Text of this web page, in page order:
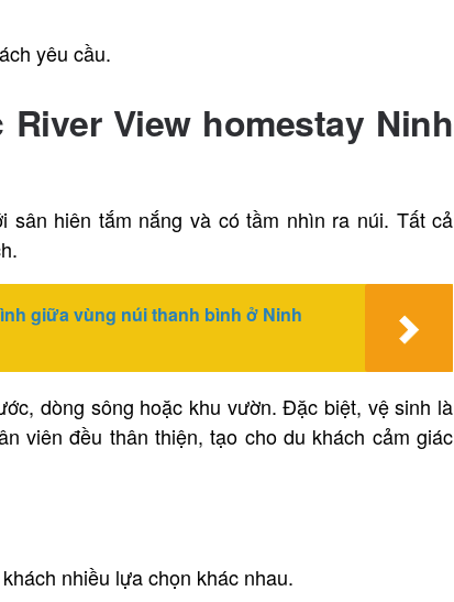
yêu cầu.
River View homestay Ninh
sân hiên tắm nắng và có tầm nhìn ra núi. Tất cả
giữa vùng núi thanh bình ở Ninh
dòng sông hoặc khu vườn. Đặc biệt, vệ sinh là
viên đều thân thiện, tạo cho du khách cảm giác
nhiều lựa chọn khác nhau.